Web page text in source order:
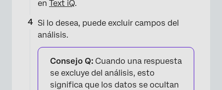
en Text iQ.
Si lo desea, puede excluir campos del
análisis.
Consejo Q: Cuando una respuesta
se excluye del análisis, esto
significa que los datos se ocultan